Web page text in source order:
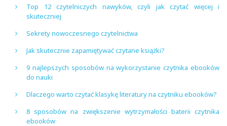
Top 12 czytelniczych nawyków, czyli jak czytać więcej i
skuteczniej
Sekrety nowoczesnego czytelnictwa
Jak skutecznie zapamiętywać czytane książki?
9 najlepszych sposobów na wykorzystanie czytnika ebooków
do nauki
Dlaczego warto czytać klasykę literatury na czytniku ebooków?
8 sposobów na zwiększenie wytrzymałości baterii czytnika
ebooków